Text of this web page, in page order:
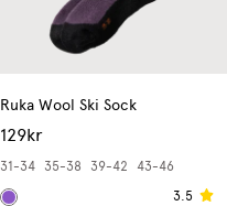
Ruka Wool Ski Sock
129kr
31-34 35-38 39-42
43-46
3.5